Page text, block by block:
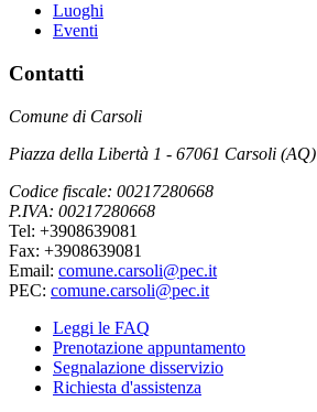
Luoghi
Eventi
Contatti
Comune di Carsoli
Piazza della Libertà 1 - 67061 Carsoli (AQ)
Codice fiscale: 00217280668
P.IVA: 00217280668
Tel: +3908639081
Fax: +3908639081
Email: comune.carsoli@pec.it
PEC: comune.carsoli@pec.it
Leggi le FAQ
Prenotazione appuntamento
Segnalazione disservizio
Richiesta d'assistenza